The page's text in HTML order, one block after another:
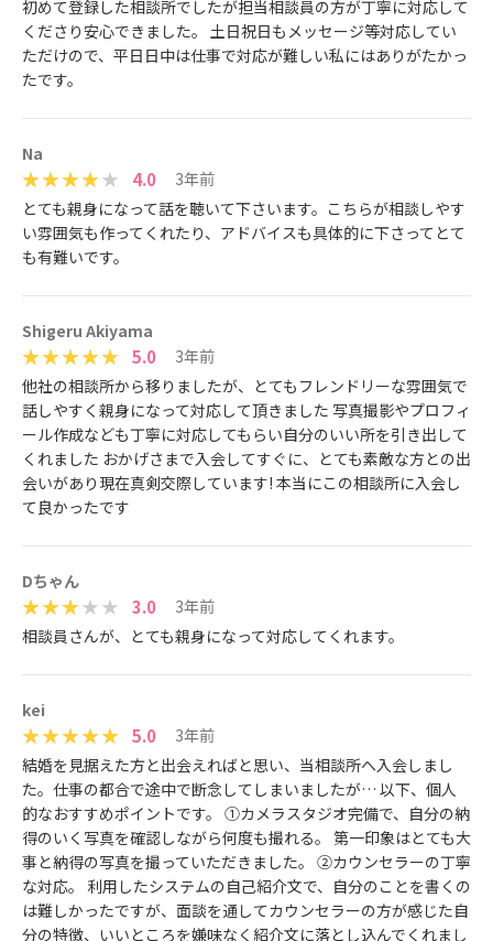
初めて登録した相談所でしたが担当相談員の方が丁寧に対応して
くださり安心できました。 土日祝日もメッセージ等対応してい
ただけので、平日日中は仕事で対応が難しい私にはありがたかっ
たです。
Na
4.0
3年前
とても親身になって話を聴いて下さいます。こちらが相談しやす
い雰囲気も作ってくれたり、アドバイスも具体的に下さってとて
も有難いです。
Shigeru Akiyama
5.0
3年前
他社の相談所から移りましたが、とてもフレンドリーな雰囲気で
話しやすく親身になって対応して頂きました 写真撮影やプロフィ
ール作成なども丁寧に対応してもらい自分のいい所を引き出して
くれました おかげさまで入会してすぐに、とても素敵な方との出
会いがあり現在真剣交際しています! 本当にこの相談所に入会し
て良かったです
Dちゃん
3.0
3年前
相談員さんが、とても親身になって対応してくれます。
kei
5.0
3年前
結婚を見据えた方と出会えればと思い、当相談所へ入会しまし
た。仕事の都合で途中で断念してしまいましたが… 以下、個人
的なおすすめポイントです。 ①カメラスタジオ完備で、自分の納
得のいく写真を確認しながら何度も撮れる。 第一印象はとても大
事と納得の写真を撮っていただきました。 ②カウンセラーの丁寧
な対応。 利用したシステムの自己紹介文で、自分のことを書くの
は難しかったですが、面談を通してカウンセラーの方が感じた自
分の特徴、いいところを嫌味なく紹介文に落とし込んでくれまし